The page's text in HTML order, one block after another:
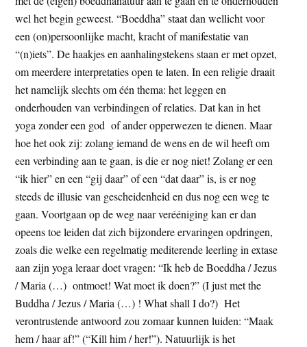
wel het begin geweest. “Boeddha” staat dan wellicht voor
een (on)persoonlijke macht, kracht of manifestatie van
“(n)iets”. De haakjes en aanhalingstekens staan er met opzet,
om meerdere interpretaties open te laten. In een religie draait
het namelijk slechts om één thema: het leggen en
onderhouden van verbindingen of relaties. Dat kan in het
yoga zonder een god of ander opperwezen te dienen. Maar
hoe het ook zij: zolang iemand de wens en de wil heeft om
een verbinding aan te gaan, is die er nog niet! Zolang er een
“ik hier” en een “gij daar” of een “dat daar” is, is er nog
steeds de illusie van gescheidenheid en dus nog een weg te
gaan. Voortgaan op de weg naar verééniging kan er dan
opeens toe leiden dat zich bijzondere ervaringen opdringen,
zoals die welke een regelmatig mediterende leerling in extase
aan zijn yoga leraar doet vragen: “Ik heb de Boeddha / Jezus
/ Maria (…) ontmoet! Wat moet ik doen?” (I just met the
Buddha / Jezus / Maria (…) ! What shall I do?) Het
verontrustende antwoord zou zomaar kunnen luiden: “Maak
hem / haar af!” (“Kill him / her!”). Natuurlijk is het